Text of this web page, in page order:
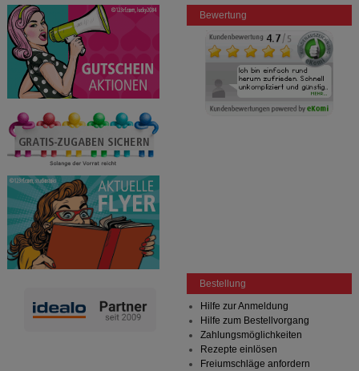
Bewertung
Bestellung
Hilfe zur Anmeldung
Hilfe zum Bestellvorgang
Zahlungsmöglichkeiten
Rezepte einlösen
Freiumschläge anfordern